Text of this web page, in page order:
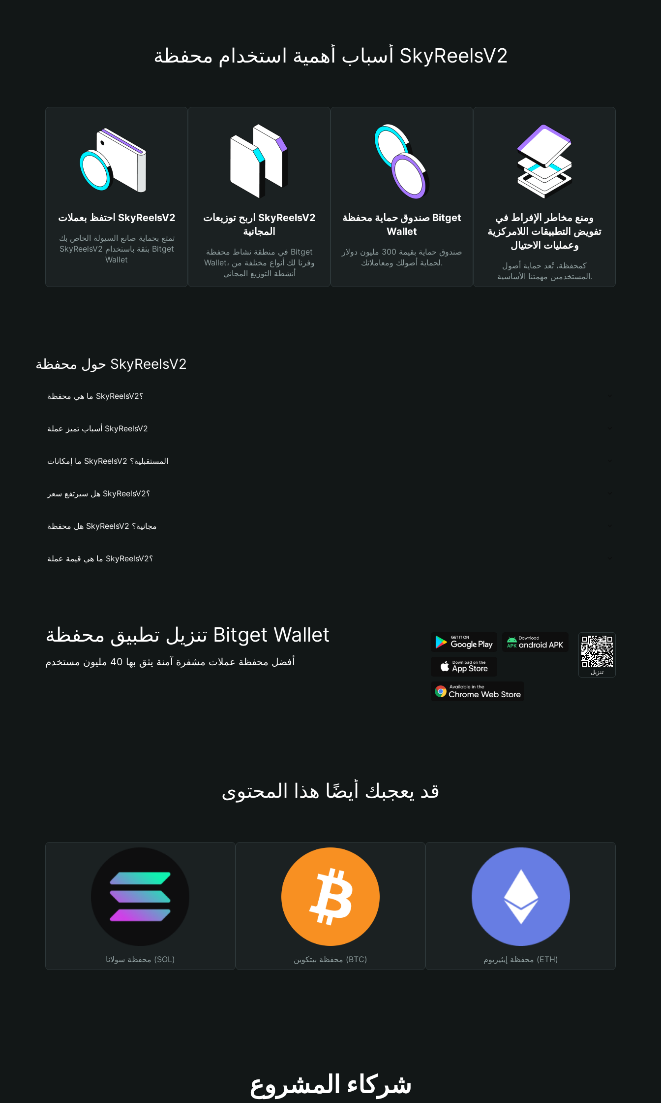
أسباب أهمية استخدام محفظة SkyReelsV2
احتفظ بعملات SkyReelsV2
تمتع بحماية صانع السيولة الخاص بك
SkyReelsV2 بثقة باستخدام Bitget
Wallet
اربح توزيعات SkyReelsV2
المجانية
في منطقة نشاط محفظة Bitget
Wallet، وفرنا لك أنواع مختلفة من
أنشطة التوزيع المجاني
صندوق حماية محفظة Bitget
Wallet
صندوق حماية بقيمة 300 مليون دولار
لحماية أصولك ومعاملاتك.
ومنع مخاطر الإفراط في
تفويض التطبيقات اللامركزية
وعمليات الاحتيال
كمحفظة، تُعد حماية أصول
المستخدمين مهمتنا الأساسية.
حول محفظة SkyReelsV2
ما هي محفظة SkyReelsV2؟
أسباب تميز عملة SkyReelsV2
ما إمكانات SkyReelsV2 المستقبلية؟
هل سيرتفع سعر SkyReelsV2؟
هل محفظة SkyReelsV2 مجانية؟
ما هي قيمة عملة SkyReelsV2؟
تنزيل تطبيق محفظة Bitget Wallet
أفضل محفظة عملات مشفرة آمنة يثق بها 40 مليون مستخدم
تنزيل
قد يعجبك أيضًا هذا المحتوى
محفظة سولانا (SOL) محفظة بيتكوين (BTC) محفظة إيثيريوم (ETH)
شركاء المشروع